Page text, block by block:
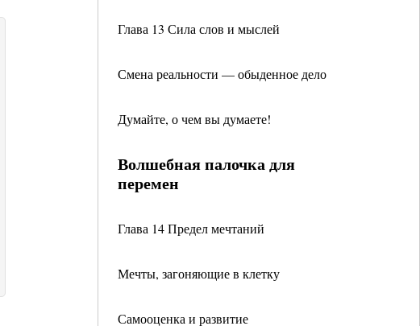
Глава 13 Сила слов и мыслей
Смена реальности — обыденное дело
Думайте, о чем вы думаете!
Волшебная палочка для
перемен
Глава 14 Предел мечтаний
Мечты, загоняющие в клетку
Самооценка и развитие